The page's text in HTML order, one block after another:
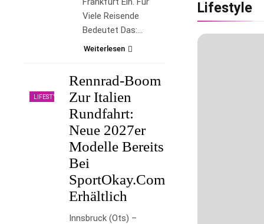
Viele Reisende
Bedeutet Das:…
Weiterlesen
LIFESTYLE
Rennrad-Boom
Zur Italien
Rundfahrt:
Neue 2027er
Modelle Bereits
Bei
SportOkay.com
Erhältlich
Innsbruck (ots) –
Lifestyle